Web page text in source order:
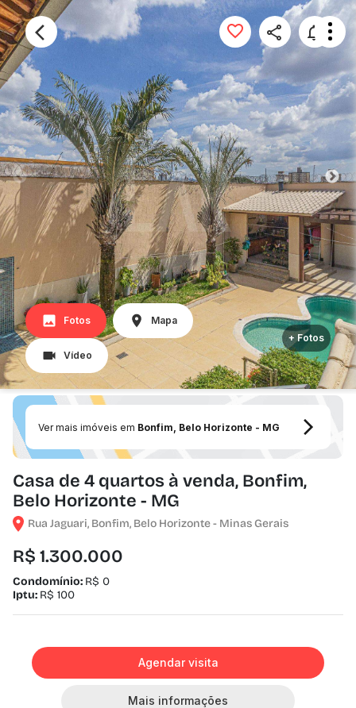
Fotos Mapa
Vídeo
+ Fotos
Ver mais imóveis em Bonfim, Belo Horizonte - MG
Casa de 4 quartos à venda, Bonfim,
Belo Horizonte - MG
Rua Jaguari, Bonfim, Belo Horizonte - Minas Gerais
R$ 1.300.000
Condomínio: R$ 0
Iptu: R$ 100
Agendar visita
Mais informações